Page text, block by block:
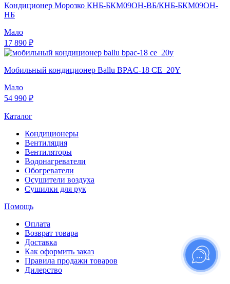
Кондиционер Морозко КНБ-БКМ09ОН-ВБ/КНБ-БКМ09ОН-
НБ
Мало
17 890 ₽
Мобильный кондиционер Ballu BPAC-18 CE_20Y
Мало
54 990 ₽
Каталог
Кондиционеры
Вентиляция
Вентиляторы
Водонагреватели
Обогреватели
Осушители воздуха
Сушилки для рук
Помощь
Оплата
Возврат товара
Доставка
Как оформить заказ
Правила продажи товаров
Дилерство